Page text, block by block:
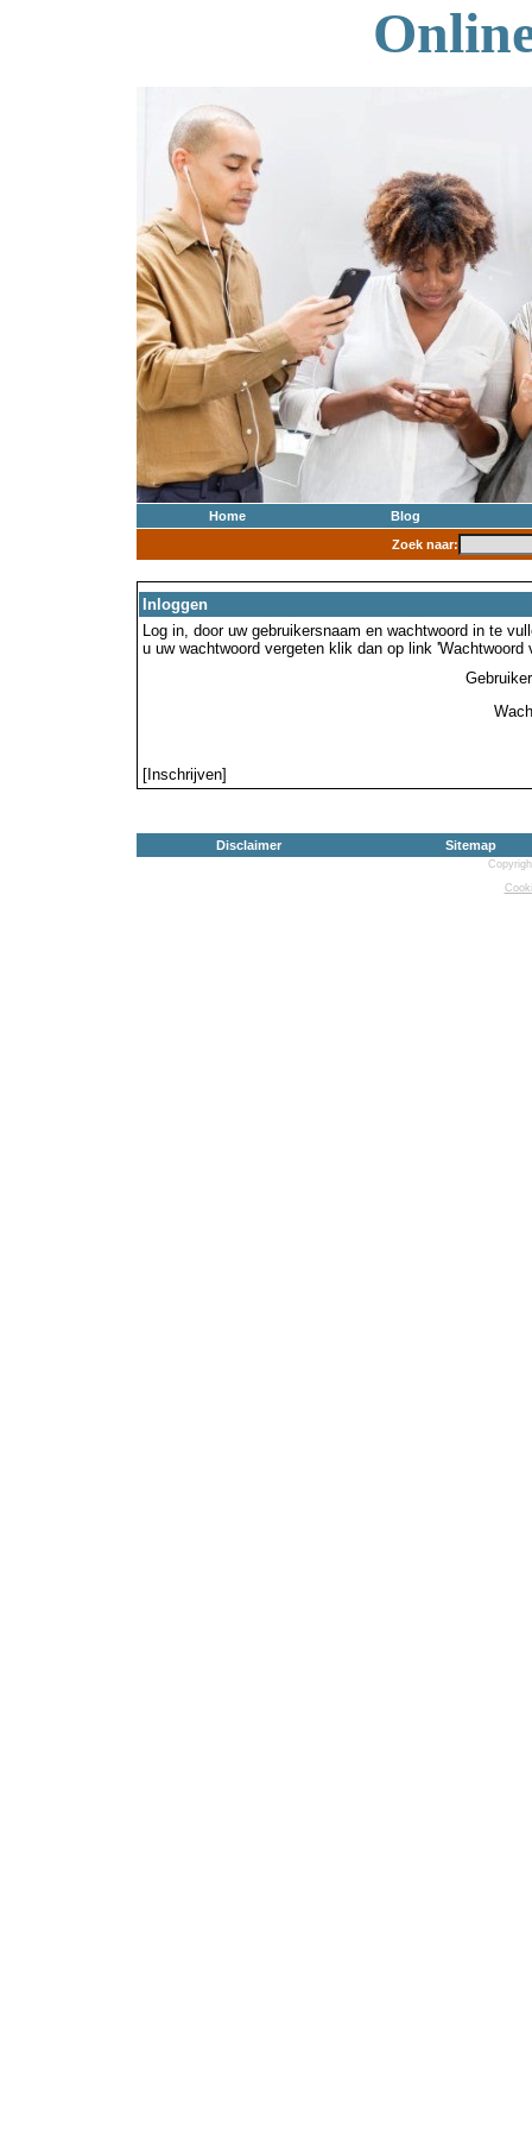
Home
Blog
Zoek naar:
Inloggen
Log in, door uw gebruikersnaam en wachtwoord in te
u uw wachtwoord vergeten klik dan op link 'Wachtwoord
[Inschrijven]
Disclaimer Sitemap